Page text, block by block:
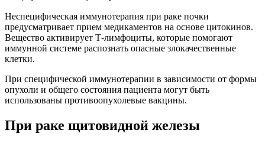
Неспецифическая иммунотерапия при раке почки
предусматривает прием медикаментов на основе цитокинов.
Вещество активирует Т-лимфоциты, которые помогают
иммунной системе распознать опасные злокачественные
клетки.
При специфической иммунотерапии в зависимости от формы
опухоли и общего состояния пациента могут быть
использованы противоопухолевые вакцины.
При раке щитовидной железы